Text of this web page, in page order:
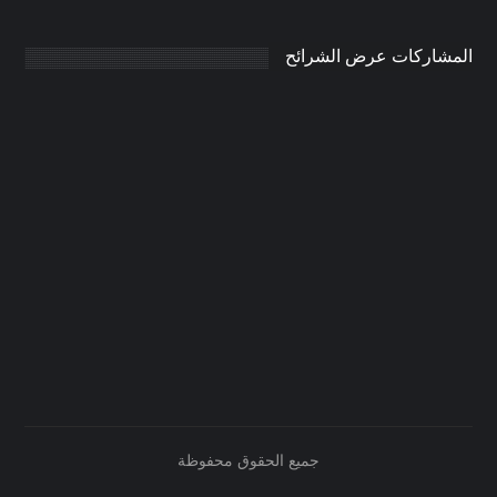
المشاركات عرض الشرائح
جميع الحقوق محفوظة